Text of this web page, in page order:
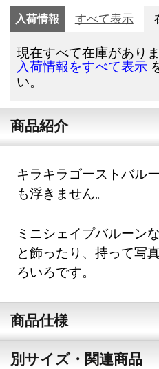
入荷情報 すべて表示
現在すべて在庫がありま
入荷情報をすべて表示
い。
商品紹介
キラキラゴーストバル
も浮きません。
ミニシェイプバルーン
と飾ったり、持って写
ろいろです。
商品仕様
別サイズ・関連商品